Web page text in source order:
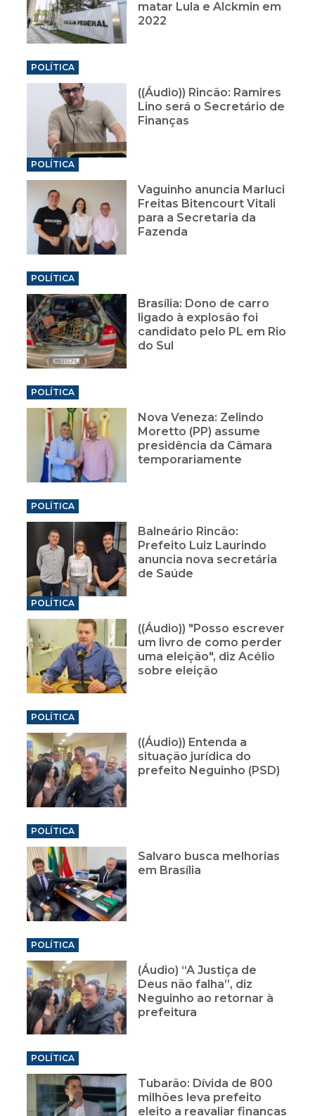
matar Lula e Alckmin em
2022
POLÍTICA
((Áudio)) Rincão: Ramires
Lino será o Secretário de
Finanças
POLÍTICA
Vaguinho anuncia Marluci
Freitas Bitencourt Vitali
para a Secretaria da
Fazenda
POLÍTICA
Brasília: Dono de carro
ligado à explosão foi
candidato pelo PL em Rio
do Sul
POLÍTICA
Nova Veneza: Zelindo
Moretto (PP) assume
presidência da Câmara
temporariamente
POLÍTICA
Balneário Rincão:
Prefeito Luiz Laurindo
anuncia nova secretária
de Saúde
POLÍTICA
((Áudio)) "Posso escrever
um livro de como perder
uma eleição", diz Acélio
sobre eleição
POLÍTICA
((Áudio)) Entenda a
situação jurídica do
prefeito Neguinho (PSD)
POLÍTICA
Salvaro busca melhorias
em Brasília
POLÍTICA
(Áudio) “A Justiça de
Deus não falha”, diz
Neguinho ao retornar à
prefeitura
POLÍTICA
Tubarão: Dívida de 800
milhões leva prefeito
eleito a reavaliar finanças